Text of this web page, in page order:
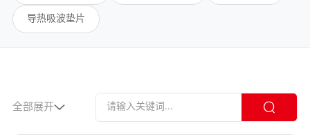
导热吸波垫片
全部展开